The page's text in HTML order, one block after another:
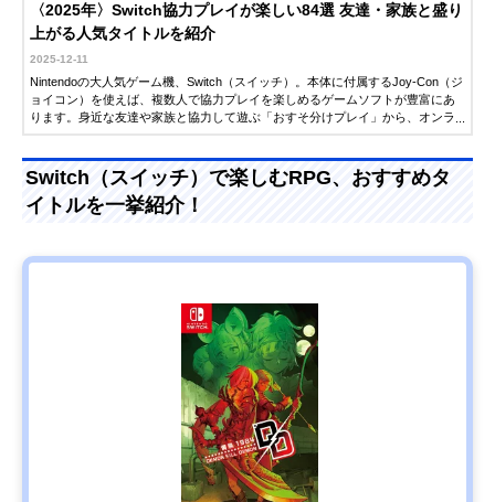
〈2025年〉Switch協力プレイが楽しい84選 友達・家族と盛り
上がる人気タイトルを紹介
2025-12-11
Nintendoの大人気ゲーム機、Switch（スイッチ）。本体に付属するJoy-Con（ジ
ョイコン）を使えば、複数人で協力プレイを楽しめるゲームソフトが豊富にあ
ります。身近な友達や家族と協力して遊ぶ「おすそ分けプレイ」から、オンラ
すめソフトを紹介します。ぜひ参考にしてください。
Switch（スイッチ）で楽しむRPG、おすすめタ
イトルを一挙紹介！